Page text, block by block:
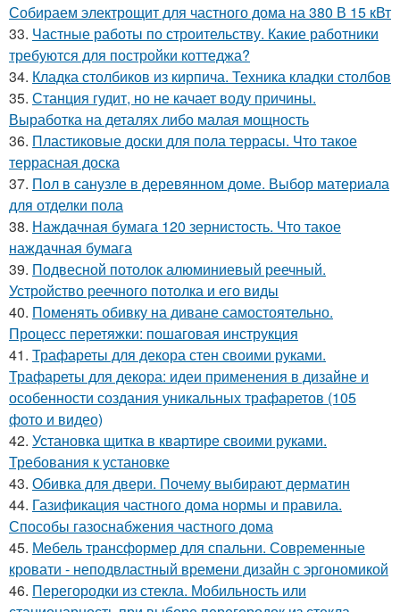
Собираем электрощит для частного дома на 380 В 15 кВт
33. Частные работы по строительству. Какие работники
требуются для постройки коттеджа?
34. Кладка столбиков из кирпича. Техника кладки столбов
35. Станция гудит, но не качает воду причины.
Выработка на деталях либо малая мощность
36. Пластиковые доски для пола террасы. Что такое
террасная доска
37. Пол в санузле в деревянном доме. Выбор материала
для отделки пола
38. Наждачная бумага 120 зернистость. Что такое
наждачная бумага
39. Подвесной потолок алюминиевый реечный.
Устройство реечного потолка и его виды
40. Поменять обивку на диване самостоятельно.
Процесс перетяжки: пошаговая инструкция
41. Трафареты для декора стен своими руками.
Трафареты для декора: идеи применения в дизайне и
особенности создания уникальных трафаретов (105
фото и видео)
42. Установка щитка в квартире своими руками.
Требования к установке
43. Обивка для двери. Почему выбирают дерматин
44. Газификация частного дома нормы и правила.
Способы газоснабжения частного дома
45. Мебель трансформер для спальни. Современные
кровати - неподвластный времени дизайн с эргономикой
46. Перегородки из стекла. Мобильность или